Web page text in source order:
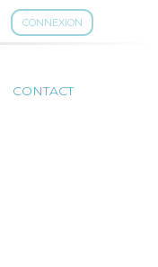
CONNEXION
CONTACT